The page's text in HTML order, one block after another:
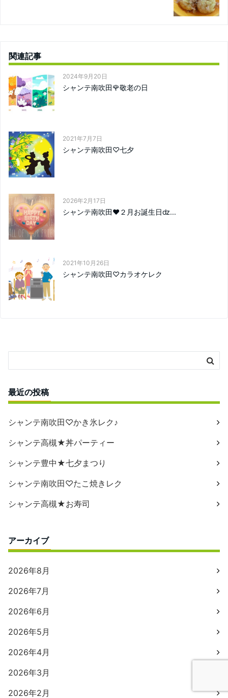
関連記事
2024年9月20日
シャンテ南吹田🌹敬老の日
2021年7月7日
シャンテ南吹田♡七夕
2026年2月17日
シャンテ南吹田❤２月お誕生日ǳ...
2021年10月26日
シャンテ南吹田♡カラオケレク
最近の投稿
シャンテ南吹田♡かき氷レク♪
シャンテ高槻★丼パーティー
シャンテ豊中★七夕まつり
シャンテ南吹田♡たこ焼きレク
シャンテ高槻★お寿司
アーカイブ
2026年8月
2026年7月
2026年6月
2026年5月
2026年4月
2026年3月
2026年2月